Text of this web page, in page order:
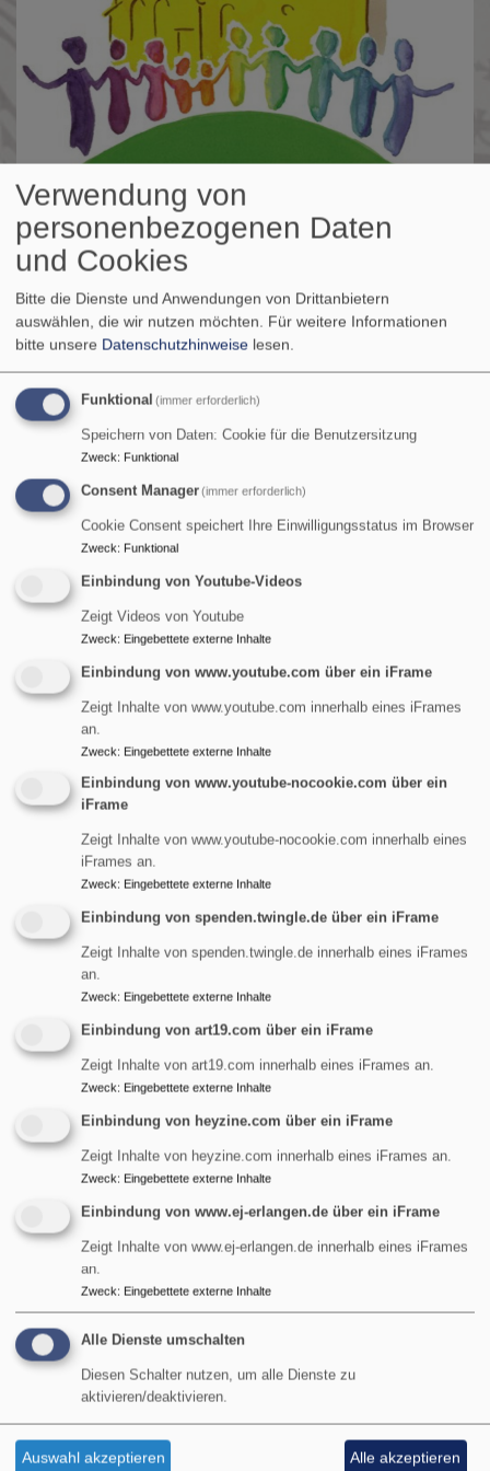
St. Maria Magdalena - Tennenlohe
evangelisch in Tennenlohe und im World Wide Web
Hauptnavigation
Startseite Glauben
Glauben
Sing- und Spiel-
Gottesdienst
Evangelische Kirchengemeinde St. Maria Magdalena
in Erlangen-Tennenlohe. Kinder- und
Familiengottesdienste
und
Kindergottesdienst - Über
uns
Evangelische Kirchengemeinde St. Maria Magdalena
in Erlangen-Tennenlohe. Kinder- und
Familiengottesdienste
Links auf Neues,
Interessantes
Evangelische Kirchengemeinde St. Maria Magdalena
der evangelischen Welt.
Verwendung von
personenbezogenen Daten
und Cookies
Bitte die Dienste und Anwendungen von Drittanbietern
auswählen, die wir nutzen möchten. Für weitere Informationen
bitte unsere Datenschutzhinweise lesen.
Funktional (immer erforderlich)
Speichern von Daten: Cookie für die Benutzersitzung
Zweck: Funktional
Consent Manager(immer erforderlich)
Cookie Consent speichert Ihre Einwilligungsstatus im Browser
Zweck: Funktional
Einbindung von Youtube-Videos
Zeigt Videos von Youtube
Zweck: Eingebettete externe Inhalte
Einbindung von www.youtube.com über ein iFrame
Zeigt Inhalte von www.youtube.com innerhalb eines iFrames
an.
Zweck: Eingebettete externe Inhalte
Einbindung von www.youtube-nocookie.com über ein
iFrame
Zeigt Inhalte von www.youtube-nocookie.com innerhalb eines
iFrames an.
Zweck: Eingebettete externe Inhalte
Einbindung von spenden.twingle.de über ein iFrame
Zeigt Inhalte von spenden.twingle.de innerhalb eines iFrames
an.
Zweck: Eingebettete externe Inhalte
Einbindung von art19.com über ein iFrame
Zeigt Inhalte von art19.com innerhalb eines iFrames an.
Zweck: Eingebettete externe Inhalte
Einbindung von heyzine.com über ein iFrame
Zeigt Inhalte von heyzine.com innerhalb eines iFrames an.
Zweck: Eingebettete externe Inhalte
Einbindung von www.ej-erlangen.de über ein iFrame
Zeigt Inhalte von www.ej-erlangen.de innerhalb eines iFrames
an.
Zweck: Eingebettete externe Inhalte
Alle Dienste umschalten
Diesen Schalter nutzen, um alle Dienste zu
aktivieren/deaktivieren.
Auswahl akzeptieren Alle akzeptieren